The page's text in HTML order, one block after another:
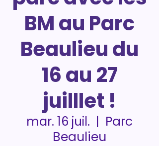
BM au Parc
Beaulieu du
16 au 27
juilllet !
mar. 16 juil.
  |
Parc
Beaulieu